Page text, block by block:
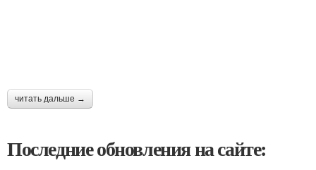
читать дальше →
Последние обновления на сайте: